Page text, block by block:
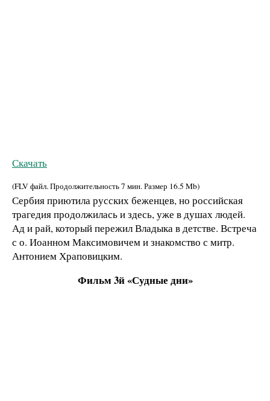
Скачать
(FLV файл. Продолжительность7 мин.Размер 16.5 Mb)
Сербия приютила русских беженцев, но российская
трагедия продолжилась и здесь, уже в душах людей.
Ад и рай, который пережил Владыка в детстве. Встреча
с о. Иоанном Максимовичем и знакомство с митр.
Антонием Храповицким.
Фильм 3й «Судные дни»